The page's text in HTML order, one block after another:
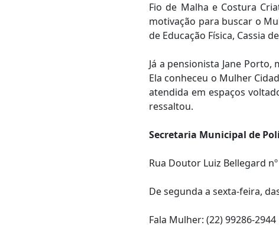
Fio de Malha e Costura
motivação para buscar o
de Educação Física, Cassia
Já a pensionista Jane
Ela conheceu o Mulher
atendida em espaços
ressaltou.
Secretaria Municipal de
Rua Doutor Luiz Bellegard
De segunda a sexta-feira,
Fala Mulher: (22) 99286-2944